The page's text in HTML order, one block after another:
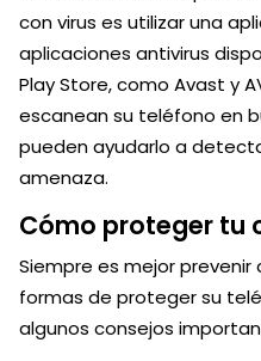
con virus es utilizar una
aplicaciones antivirus
Play Store, como Avast y
escanean su teléfono en
pueden ayudarlo a
amenaza.
Cómo proteger tu
Siempre es mejor prevenir
formas de proteger su
algunos consejos